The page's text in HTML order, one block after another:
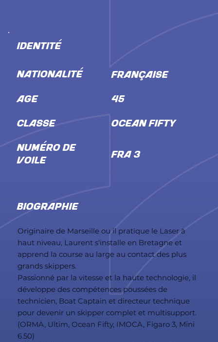
BIOGRAPHIE
Originaire de Marseille ou il pratique le Laser à
haut niveau, Laurent s'installe en Bretagne et
apprend la course au large au contact des plus
grands skippers.
Passionné par la vitesse et la haute technologie, il
développe des compétences poussées de
technicien, Boat Captain et directeur technique
pour devenir un skipper complet et multisupport.
(ORMA, Ultim, Ocean Fifty, IMOCA, Figaro 3, Mini
6.50)
IDENTITÉ
NUMÉRO DE
VOILE
FRA 3
CLASSE Ocean Fifty
ÂGE 45
NATIONALITÉ Française